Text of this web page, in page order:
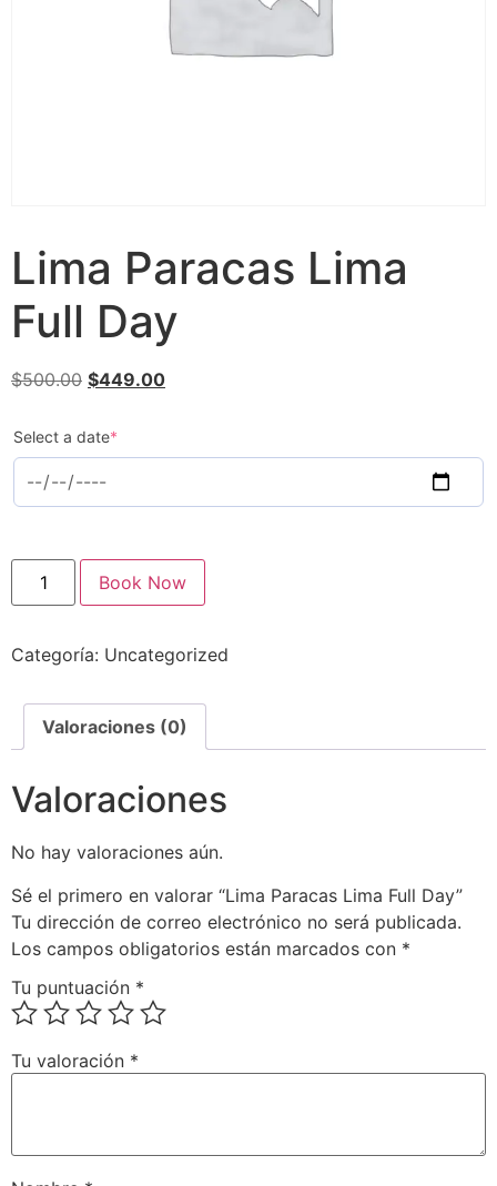
Lima Paracas Lima
Full Day
$500.00 $449.00
Select a date*
Book Now
Categoría: Uncategorized
Valoraciones (0)
Valoraciones
No hay valoraciones aún.
Sé el primero en valorar “Lima Paracas Lima Full Day”
Tu dirección de correo electrónico no será publicada.
Los campos obligatorios están marcados con *
Tu puntuación *
Tu valoración *